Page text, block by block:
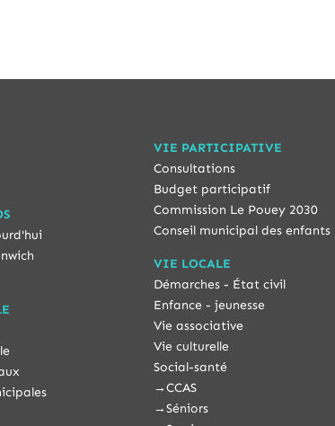
VIE PARTICIPATIVE
Consultations
Budget participatif
Commission Le Pouey 2030
Conseil municipal des enfants
VIE LOCALE
Démarches - État civil
Enfance - jeunesse
Vie associative
Vie culturelle
Social-santé
→CCAS
→Séniors